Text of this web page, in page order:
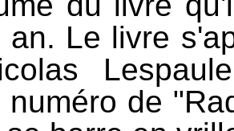
an. Le livre
numéro de